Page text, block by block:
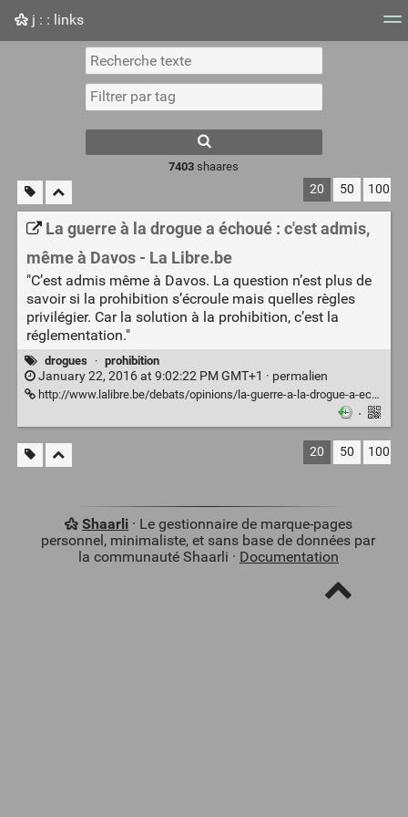
j : : links
Nuage de tags Mur d'images
7403 shaares
20 50 100
La guerre à la drogue a échoué : c'est admis,
même à Davos - La Libre.be
"C’est admis même à Davos. La question n’est plus de
savoir si la prohibition s’écroule mais quelles règles
privilégier. Car la solution à la prohibition, c’est la
réglementation."
drogues · prohibition
January 22, 2016 at 9:02:22 PM GMT+1 · permalien
http://www.lalibre.be/debats/opinions/la-guerre-a-la-drogue-a-echoue-56a0fb853570b38a58476d98
·
20 50 100
Shaarli· Le gestionnaire de marque-pages
personnel, minimaliste, et sans base de données par
la communauté Shaarli · Documentation